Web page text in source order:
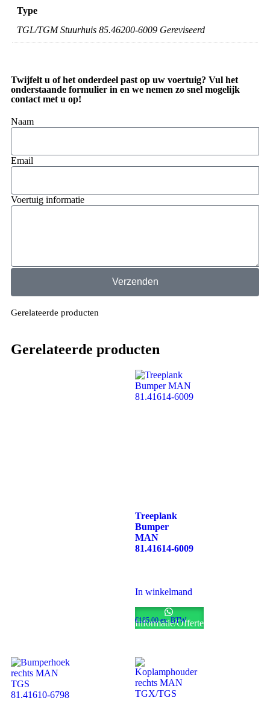
Type
TGL/TGM Stuurhuis 85.46200-6009 Gereviseerd
Twijfelt u of het onderdeel past op uw voertuig? Vul het
onderstaande formulier in en we nemen zo snel mogelijk
contact met u op!
Naam
Email
Voertuig informatie
Verzenden
Gerelateerde producten
Gerelateerde producten
Treeplank
Bumper
MAN
81.41614-6009
€185.00 ex. BTW
In winkelmand
Informatie/Offerte